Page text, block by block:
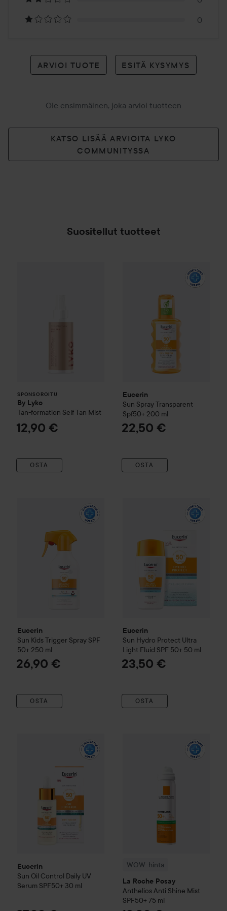
0
ARVIOI TUOTE ESITÄ KYSYMYS
Ole ensimmäinen, joka arvioi tuotteen
KATSO LISÄÄ ARVIOITA LYKO
COMMUNITYSSA
Suositellut tuotteet
SPONSOROITU
By Lyko
Tan-formation Self Tan Mist
12,90 €
OSTA
12,90 €
Eucerin
Sun Spray Transparent
Spf50+ 200 ml
22,50 €
OSTA
Spray
Eucerin
Sun Kids Trigger Spray SPF
50+ 250 ml
26,90 €
OSTA
Kids Trigger Spray SPF 50+ 26,90 €
Eucerin
Sun Hydro Protect Ultra
Light Fluid SPF 50+ 50 ml
23,50 €
OSTA
Hydro Protect
Eucerin
Sun Oil Control​ Daily UV
Serum​ SPF50+ 30 ml
Sun Oil Control​ Daily UV Serum​ SPF50+ 30 ml
WOW-hinta
La Roche Posay
AntheliosAnti Shine Mist
SPF50+75 ml
La Roche Posay